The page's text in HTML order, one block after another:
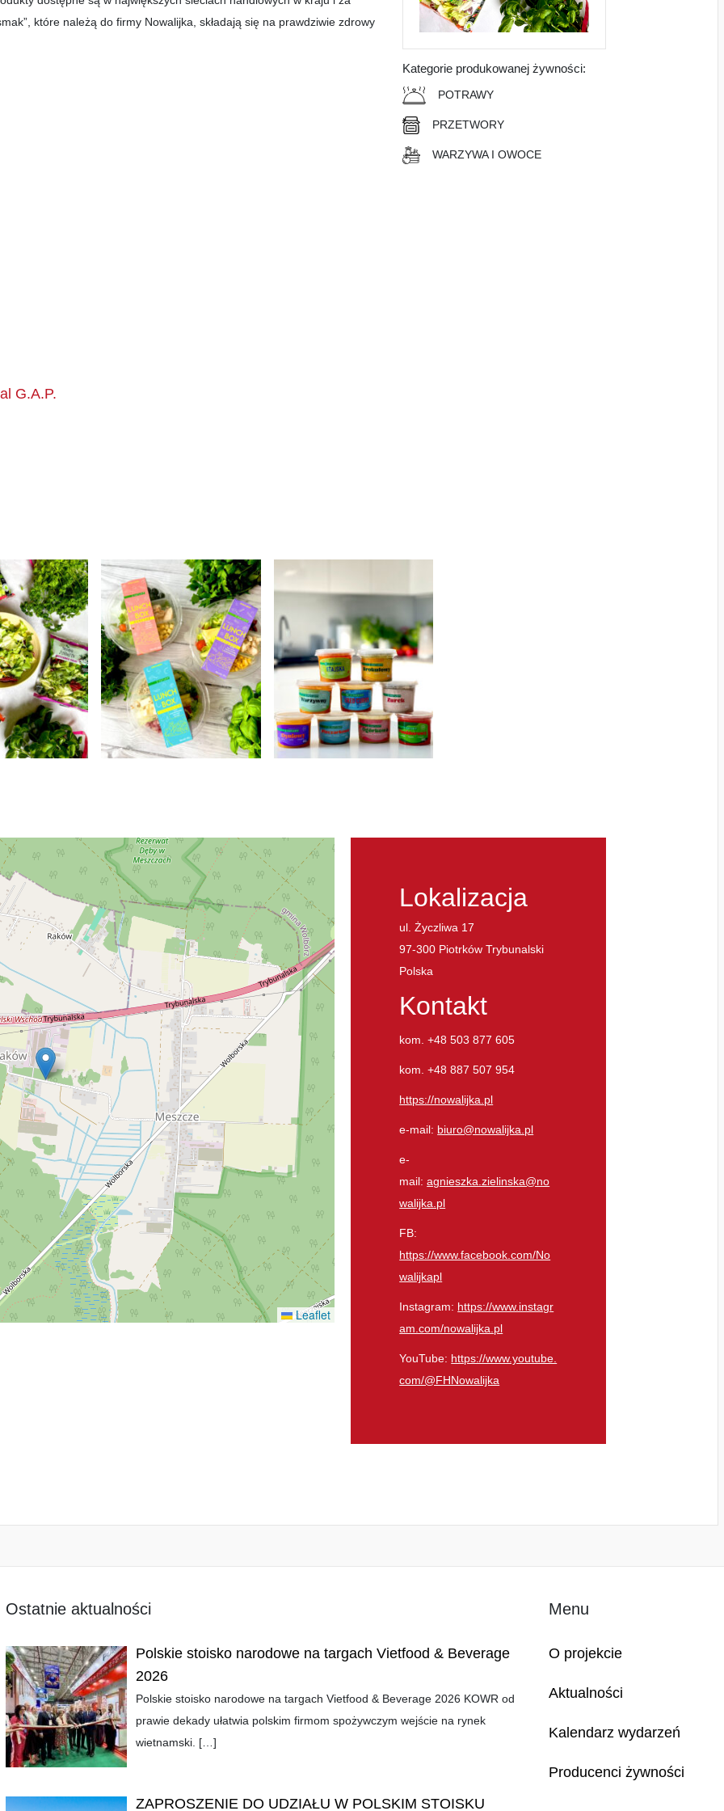
które należą do firmy Nowalijka, składają się na prawdziwie zdrowy
Kategorie produkowanej żywności:
POTRAWY
PRZETWORY
WARZYWA I OWOCE
G.A.P.
Leaflet
Lokalizacja
ul. Życzliwa 17
97-300 Piotrków Trybunalski
Polska
Kontakt
kom. +48 503 877 605
kom. +48 887 507 954
https://nowalijka.pl
e-mail: biuro@nowalijka.pl
e-
mail:agnieszka.zielinska@no
walijka.pl
FB:
https://www.facebook.com/No
walijkapl
Instagram: https://www.instagr
am.com/nowalijka.pl
YouTube: https://www.youtube.
com/@FHNowalijka
Ostatnie aktualności
Polskie stoisko narodowe na targach Vietfood & Beverage
2026
Polskie stoisko narodowe na targach Vietfood & Beverage 2026 KOWR od
prawie dekady ułatwia polskim firmom spożywczym wejście na rynek
wietnamski. […]
ZAPROSZENIE DO UDZIAŁU W POLSKIM STOISKU
Menu
O projekcie
Aktualności
Kalendarz wydarzeń
Producenci żywności